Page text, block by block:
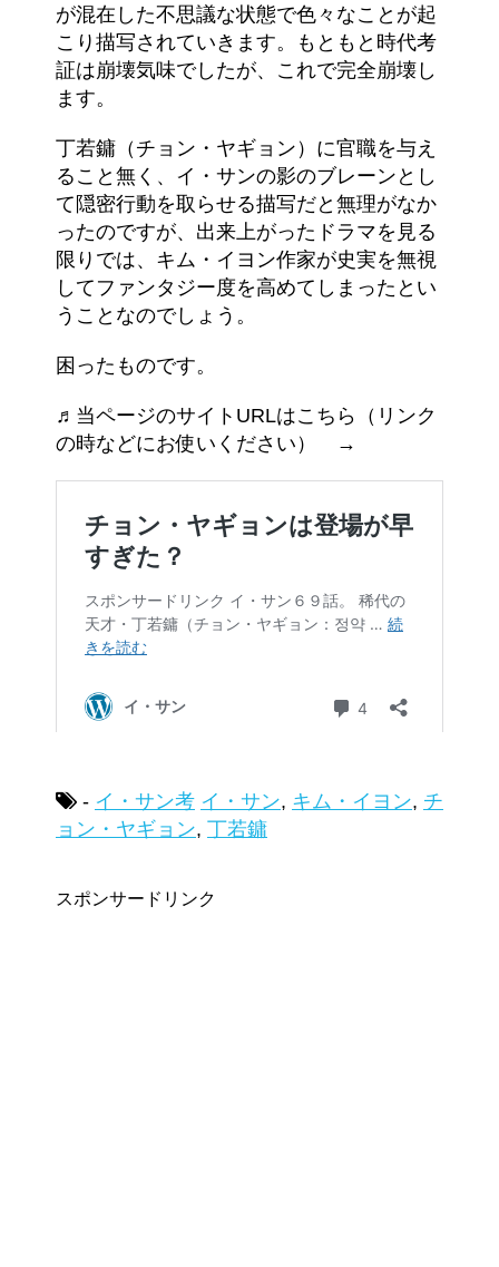
が混在した不思議な状態で色々なことが起
こり描写されていきます。もともと時代考
証は崩壊気味でしたが、これで完全崩壊し
ます。
丁若鏞（チョン・ヤギョン）に官職を与え
ること無く、イ・サンの影のブレーンとし
て隠密行動を取らせる描写だと無理がなか
ったのですが、出来上がったドラマを見る
限りでは、キム・イヨン作家が史実を無視
してファンタジー度を高めてしまったとい
うことなのでしょう。
困ったものです。
♬当ページのサイトURLはこちら（リンク
の時などにお使いください） →
- イ・サン考 イ・サン, キム・イヨン, チ
ョン・ヤギョン, 丁若鏞
スポンサードリンク